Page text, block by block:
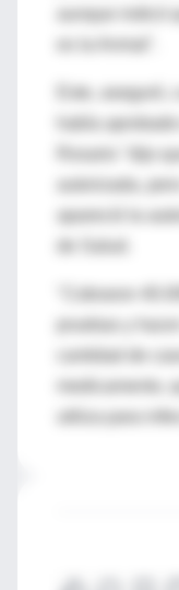
aunque indicó
Este, aseguró,
había
apareció la
"Cobraron
pruebas y
cantidad de